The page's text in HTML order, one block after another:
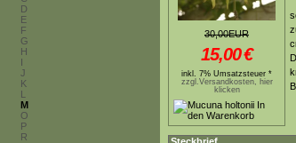
D
E
F
G
H
I
J
K
L
M
O
P
R
30,00EUR
15,00€
inkl. 7% Umsatzsteuer *
zzgl.Versandkosten, hier
klicken